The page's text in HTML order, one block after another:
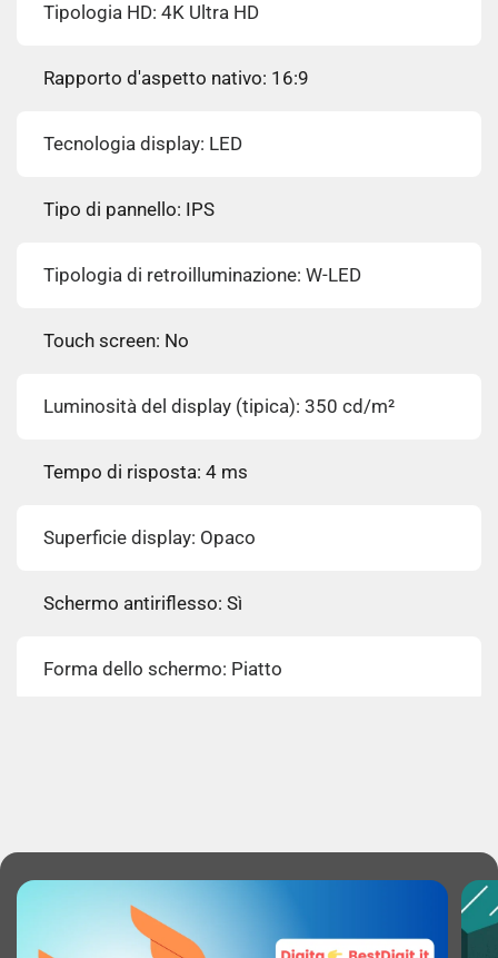
Tipologia HD: 4K Ultra HD
Rapporto d'aspetto nativo: 16:9
Tecnologia display: LED
Tipo di pannello: IPS
Tipologia di retroilluminazione: W-LED
Touch screen: No
Luminosità del display (tipica): 350 cd/m²
Tempo di risposta: 4 ms
Superficie display: Opaco
Schermo antiriflesso: Sì
Forma dello schermo: Piatto
Rapporto di contrasto (dinamico): 50000000:1